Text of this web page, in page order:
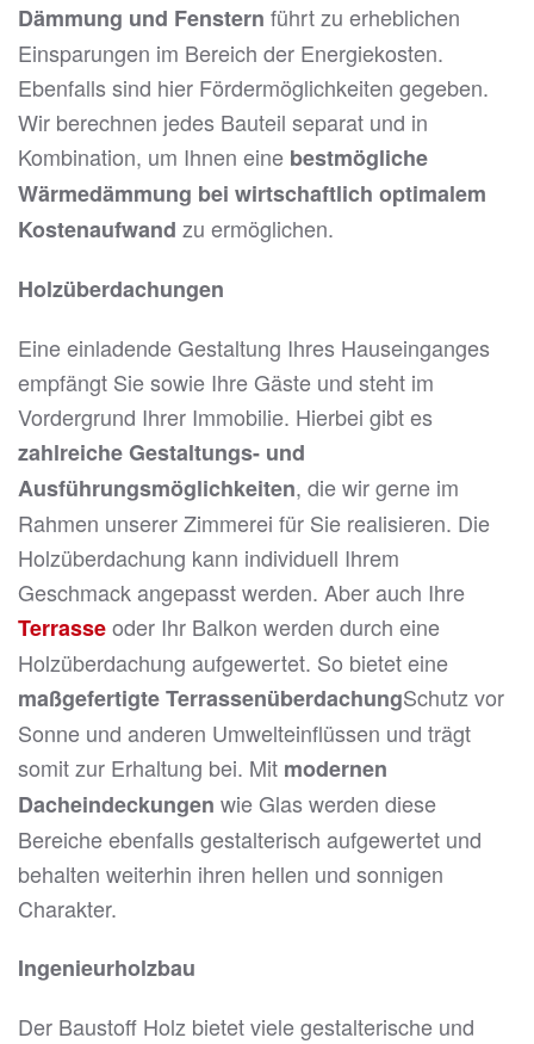
Dämmung und Fenstern führt zu erheblichen
Einsparungen im Bereich der Energiekosten.
Ebenfalls sind hier Fördermöglichkeiten gegeben.
Wir berechnen jedes Bauteil separat und in
Kombination, um Ihnen eine bestmögliche
Wärmedämmung bei wirtschaftlich optimalem
Kostenaufwand zu ermöglichen.
Holzüberdachungen
Eine einladende Gestaltung Ihres Hauseinganges
empfängt Sie sowie Ihre Gäste und steht im
Vordergrund Ihrer Immobilie. Hierbei gibt es
zahlreiche Gestaltungs- und
Ausführungsmöglichkeiten, die wir gerne im
Rahmen unserer Zimmerei für Sie realisieren. Die
Holzüberdachung kann individuell Ihrem
Geschmack angepasst werden. Aber auch Ihre
Terrasseoder Ihr Balkon werden durch eine
Holzüberdachung aufgewertet. So bietet eine
maßgefertigte TerrassenüberdachungSchutz vor
Sonne und anderen Umwelteinflüssen und trägt
somit zur Erhaltung bei. Mit modernen
Dacheindeckungen wie Glas werden diese
Bereiche ebenfalls gestalterisch aufgewertet und
behalten weiterhin ihren hellen und sonnigen
Charakter.
Ingenieurholzbau
Der Baustoff Holz bietet viele gestalterische und